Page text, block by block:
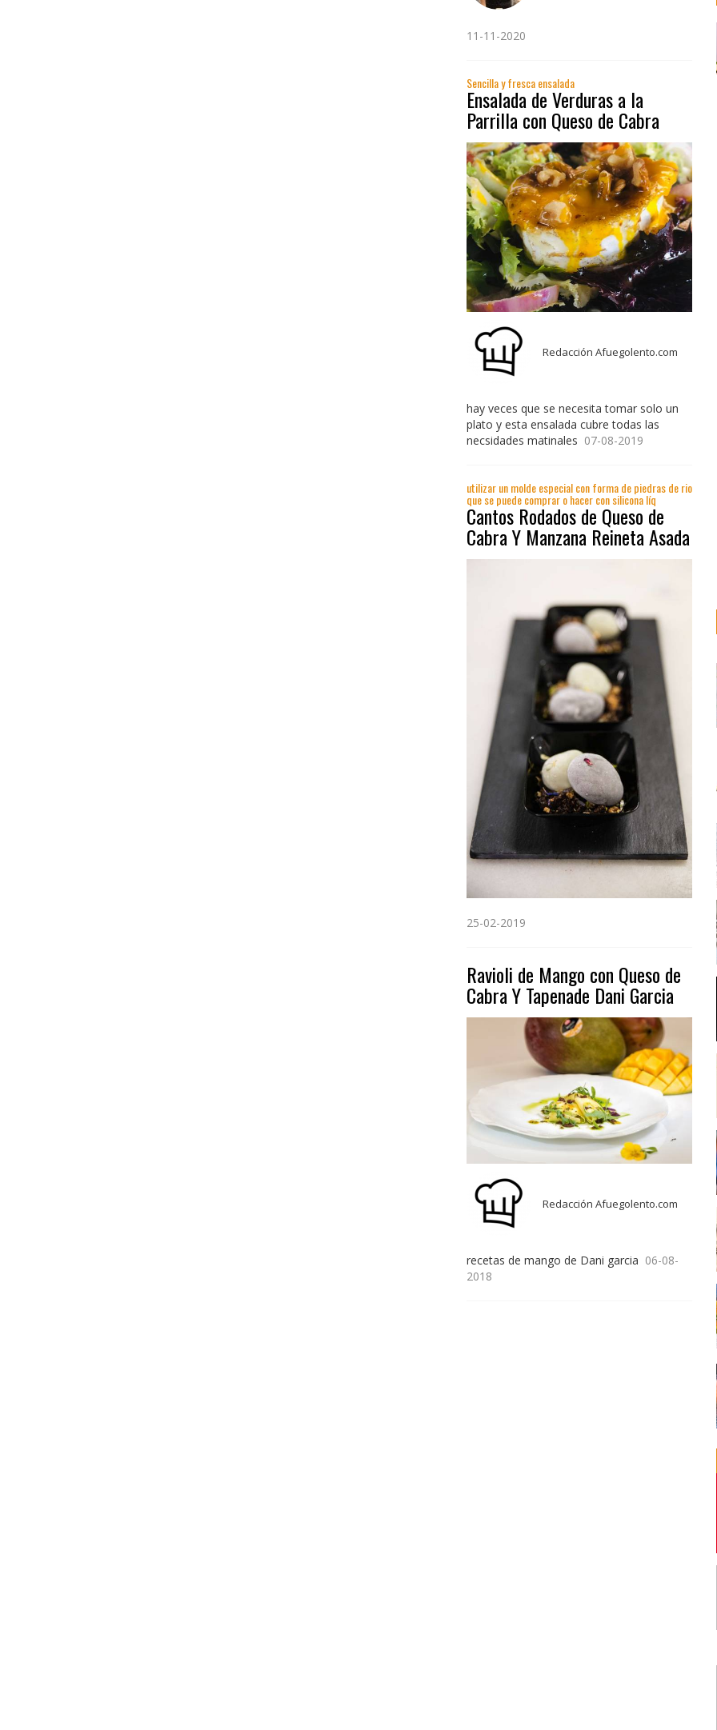
11-11-2020
Sencilla y fresca ensalada
Ensalada de Verduras a la
Parrilla con Queso de Cabra
Redacción Afuegolento.com
hay veces que se necesita tomar solo un
plato y esta ensalada cubre todas las
necsidades matinales 07-08-2019
utilizar un molde especial con forma de piedras de rio
que se puede comprar o hacer con silicona líq
Cantos Rodados de Queso de
Cabra Y Manzana Reineta Asada
25-02-2019
Ravioli de Mango con Queso de
Cabra Y Tapenade Dani Garcia
Redacción Afuegolento.com
recetas de mango de Dani garcia 06-08-
2018